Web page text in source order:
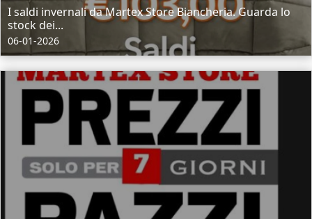
I saldi invernali da Martex Store Biancheria. Guarda lo
stock dei...
06-01-2026